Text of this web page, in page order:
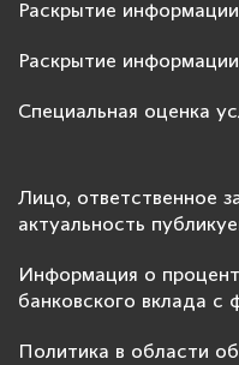
Раскрытие информации
Раскрытие
Специальная оценка
Лицо, ответственное
актуальность
Информация о
банковского вклада с
Политика в области